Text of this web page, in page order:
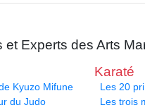
et Experts des Arts
Kyuzo Mifune
du Judo
Karaté
Les 20
Les trois